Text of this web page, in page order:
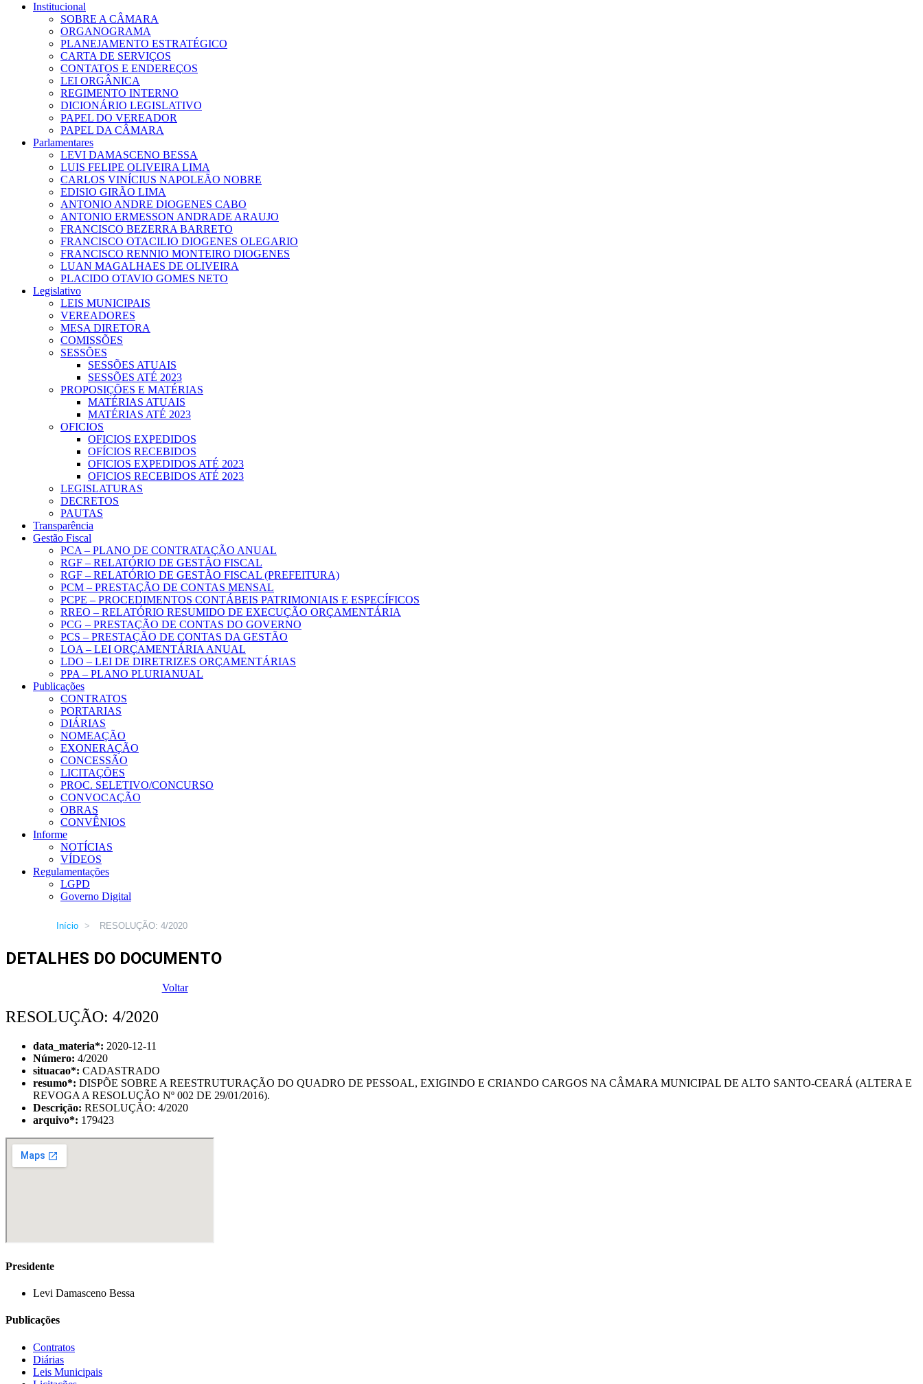
Institucional
SOBRE A CÂMARA
ORGANOGRAMA
PLANEJAMENTO ESTRATÉGICO
CARTA DE SERVIÇOS
CONTATOS E ENDEREÇOS
LEI ORGÂNICA
REGIMENTO INTERNO
DICIONÁRIO LEGISLATIVO
PAPEL DO VEREADOR
PAPEL DA CÂMARA
Parlamentares
LEVI DAMASCENO BESSA
LUIS FELIPE OLIVEIRA LIMA
CARLOS VINÍCIUS NAPOLEÃO NOBRE
EDISIO GIRÃO LIMA
ANTONIO ANDRE DIOGENES CABO
ANTONIO ERMESSON ANDRADE ARAUJO
FRANCISCO BEZERRA BARRETO
FRANCISCO OTACILIO DIOGENES OLEGARIO
FRANCISCO RENNIO MONTEIRO DIOGENES
LUAN MAGALHAES DE OLIVEIRA
PLACIDO OTAVIO GOMES NETO
Legislativo
LEIS MUNICIPAIS
VEREADORES
MESA DIRETORA
COMISSÕES
SESSÕES
SESSÕES ATUAIS
SESSÕES ATÉ 2023
PROPOSIÇÕES E MATÉRIAS
MATÉRIAS ATUAIS
MATÉRIAS ATÉ 2023
OFICIOS
OFICIOS EXPEDIDOS
OFÍCIOS RECEBIDOS
OFICIOS EXPEDIDOS ATÉ 2023
OFICIOS RECEBIDOS ATÉ 2023
LEGISLATURAS
DECRETOS
PAUTAS
Transparência
Gestão Fiscal
PCA – PLANO DE CONTRATAÇÃO ANUAL
RGF – RELATÓRIO DE GESTÃO FISCAL
RGF – RELATÓRIO DE GESTÃO FISCAL (PREFEITURA)
PCM – PRESTAÇÃO DE CONTAS MENSAL
PCPE – PROCEDIMENTOS CONTÁBEIS PATRIMONIAIS E ESPECÍFICOS
RREO – RELATÓRIO RESUMIDO DE EXECUÇÃO ORÇAMENTÁRIA
PCG – PRESTAÇÃO DE CONTAS DO GOVERNO
PCS – PRESTAÇÃO DE CONTAS DA GESTÃO
LOA – LEI ORÇAMENTÁRIA ANUAL
LDO – LEI DE DIRETRIZES ORÇAMENTÁRIAS
PPA – PLANO PLURIANUAL
Publicações
CONTRATOS
PORTARIAS
DIÁRIAS
NOMEAÇÃO
EXONERAÇÃO
CONCESSÃO
LICITAÇÕES
PROC. SELETIVO/CONCURSO
CONVOCAÇÃO
OBRAS
CONVÊNIOS
Informe
NOTÍCIAS
VÍDEOS
Regulamentações
LGPD
Governo Digital
Início > RESOLUÇÃO: 4/2020
DETALHES DO DOCUMENTO
Voltar
RESOLUÇÃO: 4/2020
data_materia*: 2020-12-11
Número: 4/2020
situacao*: CADASTRADO
resumo*: DISPÕE SOBRE A REESTRUTURAÇÃO DO QUADRO DE PESSOAL, EXIGINDO E CRIANDO CARGOS NA CÂMARA MUNICIPAL DE ALTO SANTO-CEARÁ (ALTERA E
REVOGA A RESOLUÇÃO Nº 002 DE 29/01/2016).
Descrição: RESOLUÇÃO: 4/2020
arquivo*: 179423
Presidente
Levi Damasceno Bessa
Publicações
Contratos
Diárias
Leis Municipais